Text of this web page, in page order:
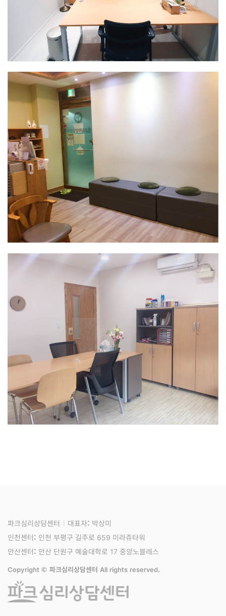
안산센터
대기실
상담실
파크심리상담센터
대표자: 박상미
인천센터: 인천 부평구 길주로 659 미라쥬타워
안산센터: 안산 단원구 예술대학로 17 중앙노블레스
Copyright © 파크심리상담센터 All rights reserved.